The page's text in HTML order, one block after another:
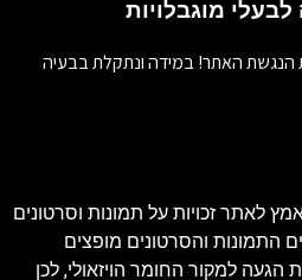
מוגבלויות
הנגשת האתר! במידה ונתקלת בבעיה
לאתר זכויות על תמונות וסרטונים
התמונות והסרטונים מופצים
למקור החומר הויזאולי, לכן